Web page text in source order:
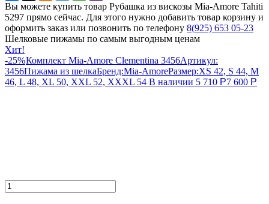
Вы можете купить товар Рубашка из вискозы Mia-Amore Tahiti
5297 прямо сейчас. Для этого нужно добавить товар корзину и
оформить заказ или позвонить по телефону 8(925) 653 05-23
Шелковые пижамы по самым выгодным ценам
Хит!
-25%Комплект Mia-Amore Clementina 3456Артикул:
3456Пижама из шелкаБренд:Mia-AmoreРазмер:XS 42, S 44, M
46, L 48, XL 50, XXL 52, XXXL 54 В наличии 5 710 Р7 600 Р